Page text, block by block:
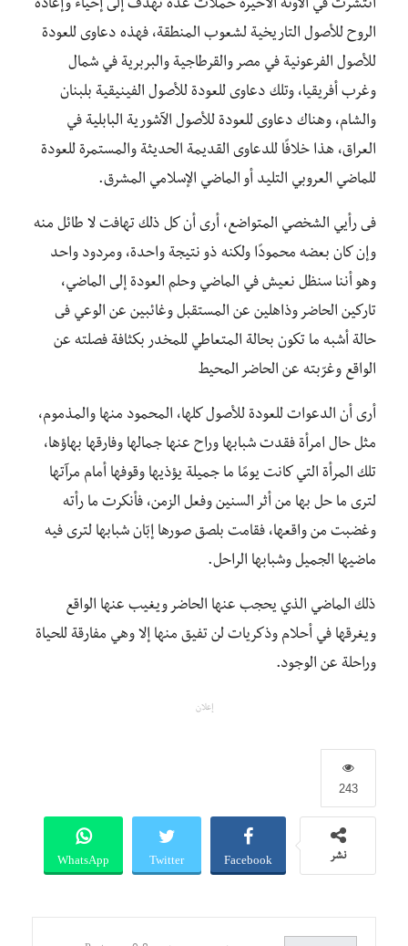
انتشرت في الآونة الأخيرة حملات عدة تهدف إلى إحياء وإعادة
الروح للأصول التاريخية لشعوب المنطقة، فهذه دعاوى للعودة
للأصول الفرعونية في مصر والقرطاجية والبربرية في شمال
وغرب أفريقيا، وتلك دعاوى للعودة للأصول الفينيقية بلبنان
والشام، وهناك دعاوى للعودة للأصول الآشورية البابلية في
العراق، هذا خلافًا للدعاوى القديمة الحديثة والمستمرة للعودة
للماضي العروبي التليد أو الماضي الإسلامي المشرق.
فى رأيي الشخصي المتواضع، أرى أن كل ذلك تهافت لا طائل منه
وإن كان بعضه محمودًا ولكنه ذو نتيجة واحدة، ومردود واحد
وهو أننا سنظل نعيش في الماضي وحلم العودة إلى الماضي،
تاركين الحاضر وذاهلين عن المستقبل وغائبين عن الوعي فى
حالة أشبه ما تكون بحالة المتعاطي للمخدر بكثافة فصلته عن
الواقع وغرّبته عن الحاضر المحيط
أرى أن الدعوات للعودة للأصول كلها، المحمود منها والمذموم،
مثل حال امرأة فقدت شبابها وراح عنها جمالها وفارقها بهاؤها،
تلك المرأة التي كانت يومًا ما جميلة يؤذيها وقوفها أمام مرآتها
لترى ما حل بها من أثر السنين وفعل الزمن، فأنكرت ما رأته
وغضبت من واقعها، فقامت بلصق صورها إبّان شبابها لترى فيه
ماضيها الجميل وشبابها الراحل.
ذلك الماضي الذي يحجب عنها الحاضر ويغيب عنها الواقع
ويغرقها في أحلام وذكريات لن تفيق منها إلا وهي مفارقة للحياة
وراحلة عن الوجود.
إعلان
243
نشر Facebook
Twitter
WhatsApp